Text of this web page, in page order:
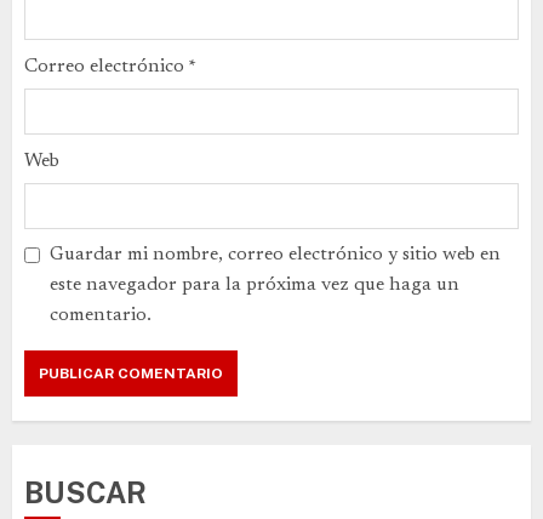
Correo electrónico *
Web
Guardar mi nombre, correo electrónico y sitio web en
este navegador para la próxima vez que haga un
comentario.
BUSCAR